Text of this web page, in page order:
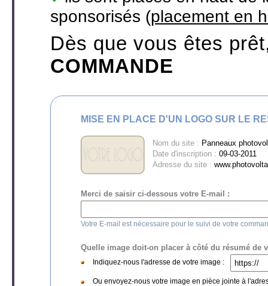
sponsorisés (placement en
Dès que vous êtes
COMMANDE
MISE EN PLACE D'UN LOGO SUR LE
Nom du site : Panneaux
Date d'inscription : 09-03-2011
Adresse du site :
Merci de saisir ci-dessous votre E-mail :
Votre E-mail est nécessaire pour le suivi de votre
Quelle image doit-on placer à côté du résumé de
Indiquez-nous l'adresse de votre image :
Ou envoyez-nous votre image en pièce jointe à